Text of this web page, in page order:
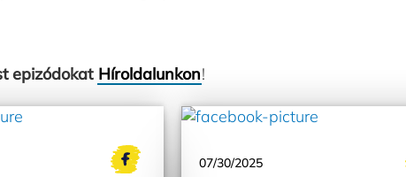
epizódokat Híroldalunkon!
07/30/2025